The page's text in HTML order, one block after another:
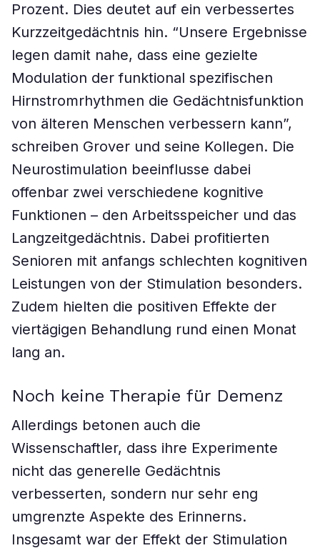
Prozent. Dies deutet auf ein verbessertes
Kurzzeitgedächtnis hin. “Unsere Ergebnisse
legen damit nahe, dass eine gezielte
Modulation der funktional spezifischen
Hirnstromrhythmen die Gedächtnisfunktion
von älteren Menschen verbessern kann”,
schreiben Grover und seine Kollegen. Die
Neurostimulation beeinflusse dabei
offenbar zwei verschiedene kognitive
Funktionen – den Arbeitsspeicher und das
Langzeitgedächtnis. Dabei profitierten
Senioren mit anfangs schlechten kognitiven
Leistungen von der Stimulation besonders.
Zudem hielten die positiven Effekte der
viertägigen Behandlung rund einen Monat
lang an.
Noch keine Therapie für Demenz
Allerdings betonen auch die
Wissenschaftler, dass ihre Experimente
nicht das generelle Gedächtnis
verbesserten, sondern nur sehr eng
umgrenzte Aspekte des Erinnerns.
Insgesamt war der Effekt der Stimulation